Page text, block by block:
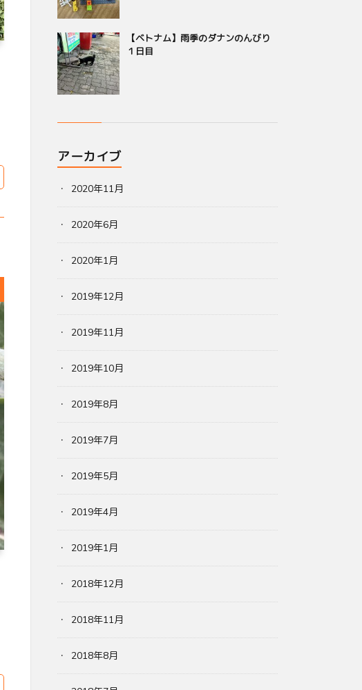
【ベトナム】雨季のダナンのんびり
１日目
アーカイブ
2020年11月
2020年6月
2020年1月
2019年12月
2019年11月
2019年10月
2019年8月
2019年7月
2019年5月
2019年4月
2019年1月
2018年12月
2018年11月
2018年8月